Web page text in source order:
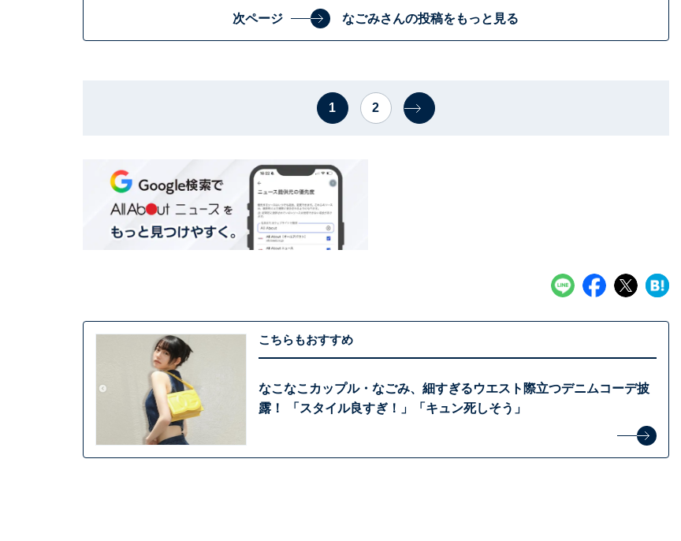
次ページ なごみさんの投稿をもっと見る
1 2
こちらもおすすめ
なこなこカップル・なごみ、細すぎるウエスト際立つデニムコーデ披
露！ 「スタイル良すぎ！」「キュン死しそう」